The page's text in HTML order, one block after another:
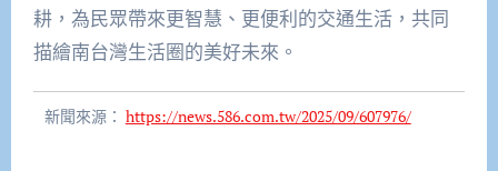
耕，為民眾帶來更智慧、更便利的交通生活，共同
描繪南台灣生活圈的美好未來。
新聞來源： https://news.586.com.tw/2025/09/607976/